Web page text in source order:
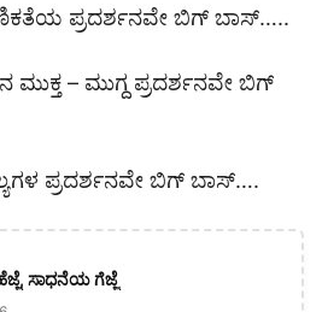
ಪ್ರದರ್ಶನವೇ ಬಿಗ್ ಬಾಸ್…..
– ಮುಗ್ದ ಪ್ರದರ್ಶನವೇ ಬಿಗ್
ಪ್ರದರ್ಶನವೇ ಬಿಗ್ ಬಾಸ್….
ಸಾಧನೆಯ ಗೆಜ್ಜೆ